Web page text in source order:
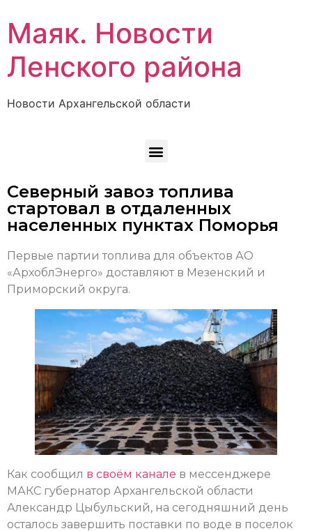
Маяк. Новости
Ленского района
Новости Архангельской области
Северный завоз топлива
стартовал в отдаленных
населенных пунктах Поморья
Первые партии топлива для объектов АО
«АрхоблЭнерго» доставляют в Мезенский и
Приморский округа.
Как сообщил в своём канале в мессенджере
МАКС губернатор Архангельской области
Александр Цыбульский, на сегодняшний день
осталось завершить поставки по воде в поселок